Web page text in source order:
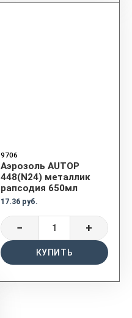
9706
Аэрозоль AUTOP
448(N24) металлик
рапсодия 650мл
17.36 руб.
− +
КУПИТЬ